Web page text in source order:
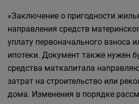
«Заключение о пригодности
направления средств
уплату первоначального взноса
ипотеки. Документ также нужен
средства маткапитала
затрат на строительство или
дома. Изменения в порядке